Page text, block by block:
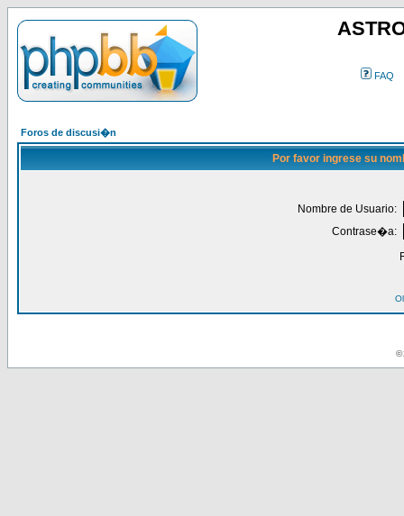
FAQ
Foros de discusi�n
Por favor ingrese su
Nombre de Usuario:
Contrase�a:
©